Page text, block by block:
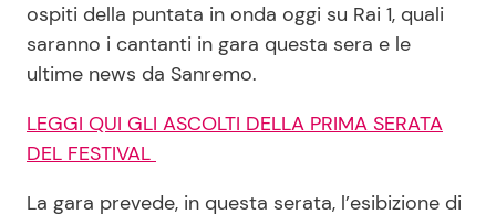
Info
Disclaimer e Privacy
ospiti della puntata in onda oggi su Rai 1, quali
saranno i cantanti in gara questa sera e le
ultime news da Sanremo.
LEGGI QUI GLI ASCOLTI DELLA PRIMA SERATA
DEL FESTIVAL
La gara prevede, in questa serata, l’esibizione di